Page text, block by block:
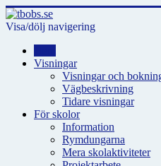
Visa/dölj navigering
Visningar
Visningar och
Vägbeskrivning
Tidare visningar
För skolor
Information
Rymdungarna
Mera skolaktiviteter